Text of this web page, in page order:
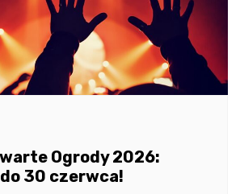
Ogrody 2026:
30 czerwca!